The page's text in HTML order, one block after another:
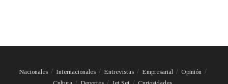
Nacionales Internacionales Entrevistas Empresarial
Opinión